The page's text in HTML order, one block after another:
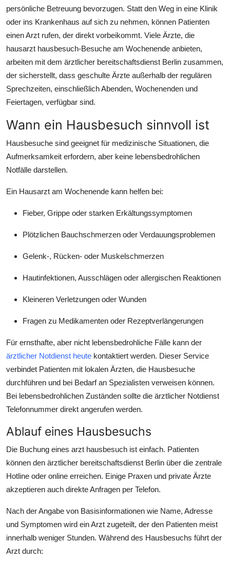
persönliche Betreuung bevorzugen. Statt den Weg in eine Klinik
oder ins Krankenhaus auf sich zu nehmen, können Patienten
einen Arzt rufen, der direkt vorbeikommt. Viele Ärzte, die
hausarzt hausbesuch-Besuche am Wochenende anbieten,
arbeiten mit dem ärztlicher bereitschaftsdienst Berlin zusammen,
der sicherstellt, dass geschulte Ärzte außerhalb der regulären
Sprechzeiten, einschließlich Abenden, Wochenenden und
Feiertagen, verfügbar sind.
Wann ein Hausbesuch sinnvoll ist
Hausbesuche sind geeignet für medizinische Situationen, die
Aufmerksamkeit erfordern, aber keine lebensbedrohlichen
Notfälle darstellen.
Ein Hausarzt am Wochenende kann helfen bei:
Fieber, Grippe oder starken Erkältungssymptomen
Plötzlichen Bauchschmerzen oder Verdauungsproblemen
Gelenk-, Rücken- oder Muskelschmerzen
Hautinfektionen, Ausschlägen oder allergischen Reaktionen
Kleineren Verletzungen oder Wunden
Fragen zu Medikamenten oder Rezeptverlängerungen
Für ernsthafte, aber nicht lebensbedrohliche Fälle kann der
ärztlicher Notdienst heute kontaktiert werden. Dieser Service
verbindet Patienten mit lokalen Ärzten, die Hausbesuche
durchführen und bei Bedarf an Spezialisten verweisen können.
Bei lebensbedrohlichen Zuständen sollte die ärztlicher Notdienst
Telefonnummer direkt angerufen werden.
Ablauf eines Hausbesuchs
Die Buchung eines arzt hausbesuch ist einfach. Patienten
können den ärztlicher bereitschaftsdienst Berlin über die zentrale
Hotline oder online erreichen. Einige Praxen und private Ärzte
akzeptieren auch direkte Anfragen per Telefon.
Nach der Angabe von Basisinformationen wie Name, Adresse
und Symptomen wird ein Arzt zugeteilt, der den Patienten meist
innerhalb weniger Stunden. Während des Hausbesuchs führt der
Arzt durch: